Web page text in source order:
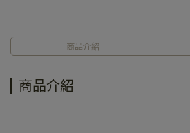
商品介紹
商品介紹